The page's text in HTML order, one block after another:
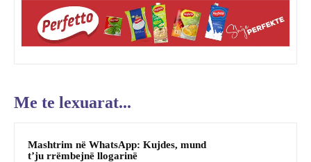
Me te lexuarat...
Mashtrim në WhatsApp: Kujdes, mund
t’ju rrëmbejnë llogarinë